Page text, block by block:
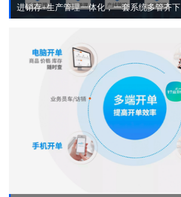
进销存+生产管理一体化，一套系统多管齐下